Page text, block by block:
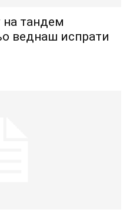
на тандем
веднаш испрати